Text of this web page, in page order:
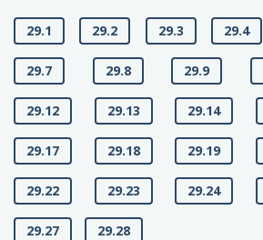
29.1 29.2 29.3 29.4
29.7 29.8 29.9
29.12 29.13 29.14
29.17 29.18 29.19
29.22 29.23 29.24
29.27
29.28